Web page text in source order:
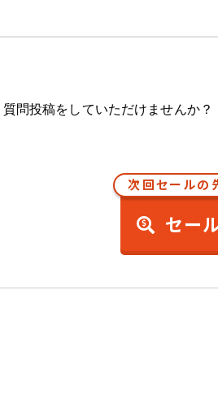
問投稿をしていただけませんか？
次回セールの
セー